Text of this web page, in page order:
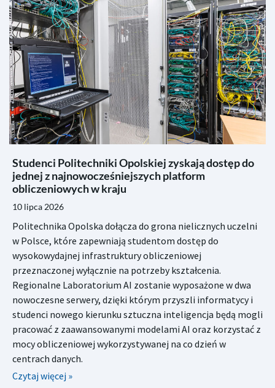
Studenci Politechniki Opolskiej zyskają dostęp do
jednej z najnowocześniejszych platform
obliczeniowych w kraju
10 lipca 2026
Politechnika Opolska dołącza do grona nielicznych uczelni
w Polsce, które zapewniają studentom dostęp do
wysokowydajnej infrastruktury obliczeniowej
przeznaczonej wyłącznie na potrzeby kształcenia.
Regionalne Laboratorium AI zostanie wyposażone w dwa
nowoczesne serwery, dzięki którym przyszli informatycy i
studenci nowego kierunku sztuczna inteligencja będą mogli
pracować z zaawansowanymi modelami AI oraz korzystać z
mocy obliczeniowej wykorzystywanej na co dzień w
centrach danych.
Czytaj więcej »